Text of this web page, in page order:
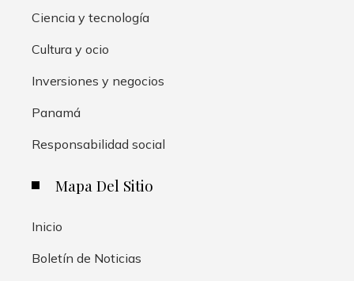
Ciencia y tecnología
Cultura y ocio
Inversiones y negocios
Panamá
Responsabilidad social
Mapa Del Sitio
Inicio
Boletín de Noticias